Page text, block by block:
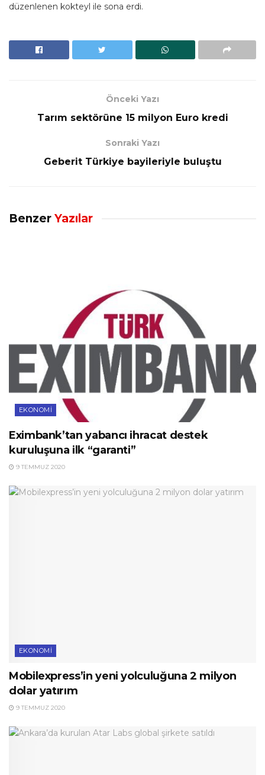
düzenlenen kokteyl ile sona erdi.
Önceki Yazı
Tarım sektörüne 15 milyon Euro kredi
Sonraki Yazı
Geberit Türkiye bayileriyle buluştu
Benzer Yazılar
EKONOMI
Eximbank’tan yabancı ihracat destek
kuruluşuna ilk “garanti”
9 TEMMUZ 2020
EKONOMI
Mobilexpress’in yeni yolculuğuna 2 milyon
dolar yatırım
9 TEMMUZ 2020